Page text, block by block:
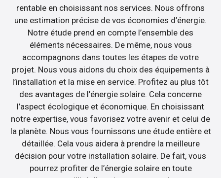
rentable en choisissant nos services. Nous offrons
une estimation précise de vos économies d’énergie.
Notre étude prend en compte l’ensemble des
éléments nécessaires. De même, nous vous
accompagnons dans toutes les étapes de votre
projet. Nous vous aidons du choix des équipements à
l’installation et la mise en service. Profitez au plus tôt
des avantages de l’énergie solaire. Cela concerne
l’aspect écologique et économique. En choisissant
notre expertise, vous favorisez votre avenir et celui de
la planète. Nous vous fournissons une étude entière et
détaillée. Cela vous aidera à prendre la meilleure
décision pour votre installation solaire. De fait, vous
pourrez profiter de l’énergie solaire en toute